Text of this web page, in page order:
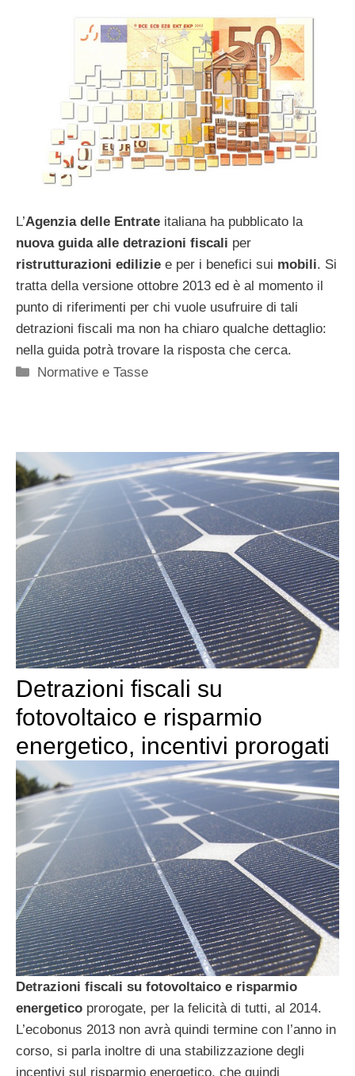
L’Agenzia delle Entrate italiana ha pubblicato la
nuova guida alle detrazioni fiscali per
ristrutturazioni edilizie e per i benefici sui mobili. Si
tratta della versione ottobre 2013 ed è al momento il
punto di riferimenti per chi vuole usufruire di tali
detrazioni fiscali ma non ha chiaro qualche dettaglio:
nella guida potrà trovare la risposta che cerca.
Categorie
Normative e Tasse
Detrazioni fiscali su
fotovoltaico e risparmio
energetico, incentivi prorogati
Detrazioni fiscali su fotovoltaico e risparmio
energetico prorogate, per la felicità di tutti, al 2014.
L’ecobonus 2013 non avrà quindi termine con l’anno in
corso, si parla inoltre di una stabilizzazione degli
incentivi sul risparmio energetico, che quindi